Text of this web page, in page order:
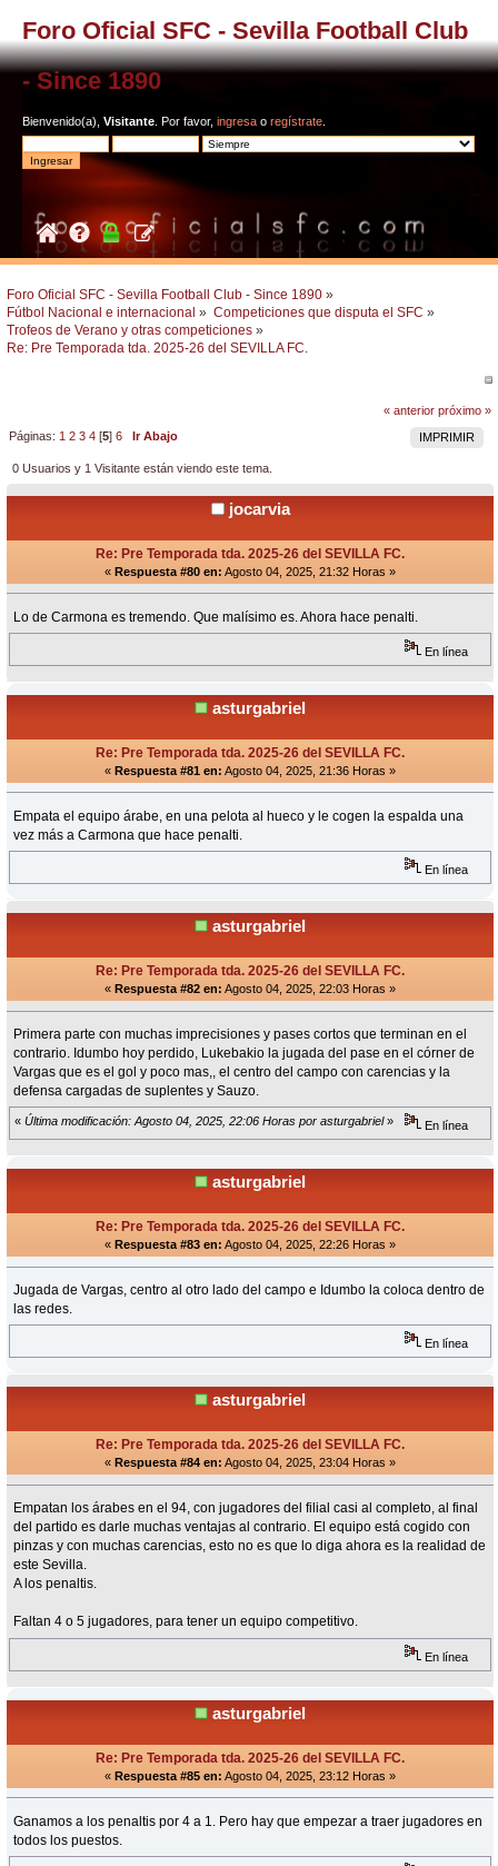
Foro Oficial SFC - Sevilla Football Club
- Since 1890
Bienvenido(a), Visitante . Por favor, ingresa o regístrate
Foro Oficial SFC - Sevilla Football Club - Since 1890 »
Fútbol Nacional e internacional » Competiciones que disputa el SFC »
Trofeos de Verano y otras competiciones »
Re: Pre Temporada tda. 2025-26 del SEVILLA FC.
« anterior próximo »
IMPRIMIR
Páginas: 1 2 3 4 [5]6 Ir Abajo
0 Usuarios y 1 Visitante están viendo este tema.
jocarvia
Re: Pre Temporada tda. 2025-26 del SEVILLA FC.
« Respuesta #80 en: Agosto 04, 2025, 21:32 Horas »
Lo de Carmona es tremendo. Que malísimo es. Ahora hace penalti.
En línea
asturgabriel
Re: Pre Temporada tda. 2025-26 del SEVILLA FC.
« Respuesta #81 en: Agosto 04, 2025, 21:36 Horas »
Empata el equipo árabe, en una pelota al hueco y le cogen la espalda una
vez más a Carmona que hace penalti.
En línea
asturgabriel
Re: Pre Temporada tda. 2025-26 del SEVILLA FC.
« Respuesta #82 en: Agosto 04, 2025, 22:03 Horas »
Primera parte con muchas imprecisiones y pases cortos que terminan en el
contrario. Idumbo hoy perdido, Lukebakio la jugada del pase en el córner de
Vargas que es el gol y poco mas,, el centro del campo con carencias y la
defensa cargadas de suplentes y Sauzo.
« Última modificación: Agosto 04, 2025, 22:06 Horas por asturgabriel» En línea
asturgabriel
Re: Pre Temporada tda. 2025-26 del SEVILLA FC.
« Respuesta #83 en: Agosto 04, 2025, 22:26 Horas »
Jugada de Vargas, centro al otro lado del campo e Idumbo la coloca dentro de
las redes.
En línea
asturgabriel
Re: Pre Temporada tda. 2025-26 del SEVILLA FC.
« Respuesta #84 en: Agosto 04, 2025, 23:04 Horas »
Empatan los árabes en el 94, con jugadores del filial casi al completo, al final
del partido es darle muchas ventajas al contrario. El equipo está cogido con
pinzas y con muchas carencias, esto no es que lo diga ahora es la realidad de
este Sevilla.
A los penaltis.
Faltan 4 o 5 jugadores, para tener un equipo competitivo.
En línea
asturgabriel
Re: Pre Temporada tda. 2025-26 del SEVILLA FC.
« Respuesta #85 en: Agosto 04, 2025, 23:12 Horas »
Ganamos a los penaltis por 4 a 1. Pero hay que empezar a traer jugadores en
todos los puestos.